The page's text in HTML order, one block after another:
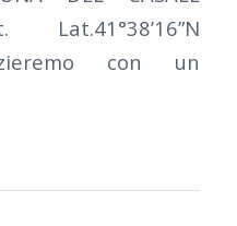
Lat.41°38’16”N
con un